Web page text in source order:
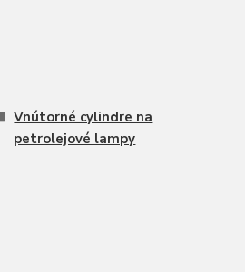
Vnútorné cylindre na
petrolejové lampy